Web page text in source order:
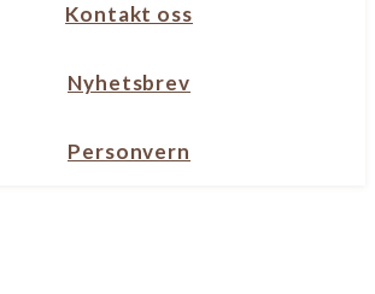
Kontakt oss
Nyhetsbrev
Personvern